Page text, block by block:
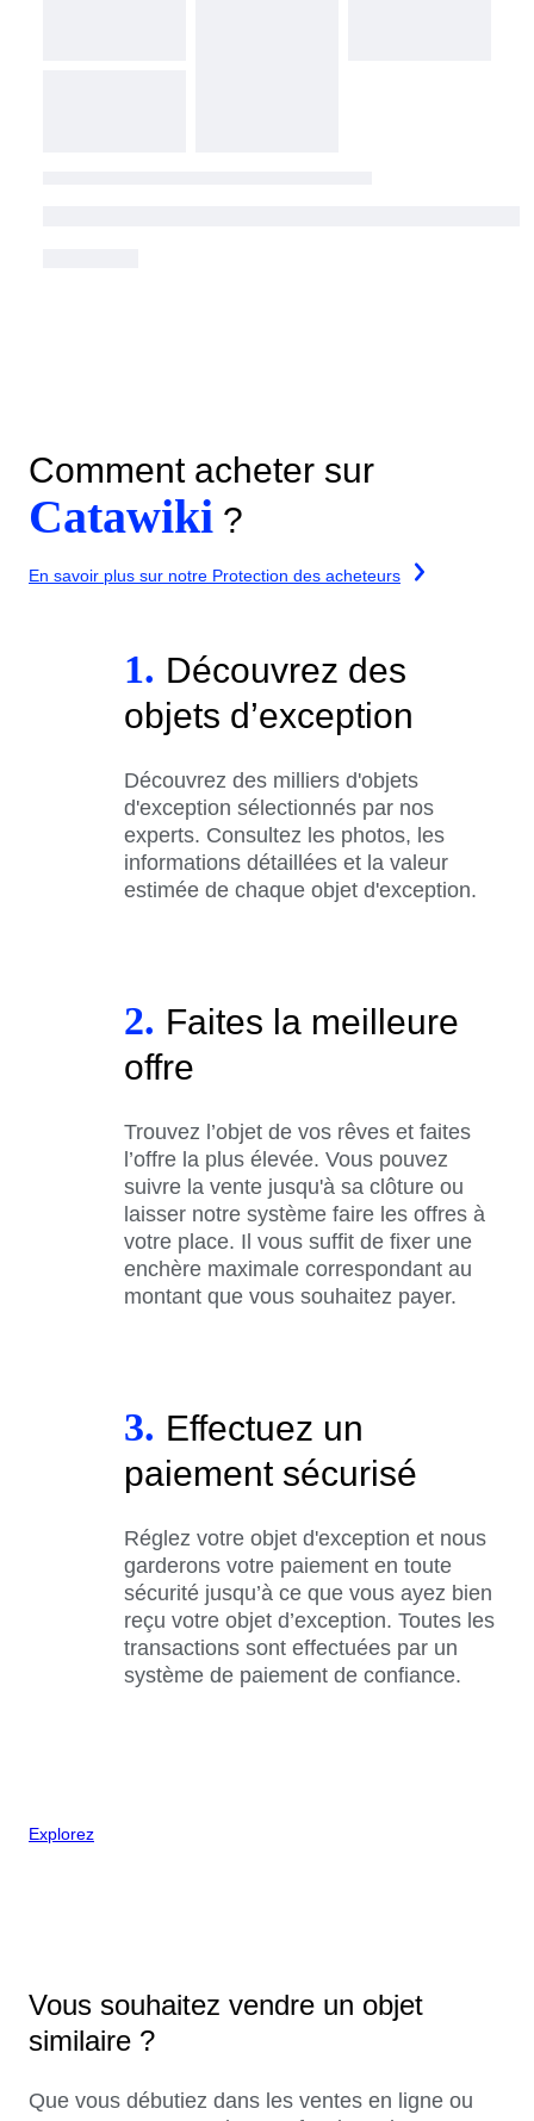
Comment acheter sur
Catawiki ?
En savoir plus sur notre Protection des acheteurs
1. Découvrez des
objets d’exception
Découvrez des milliers d'objets
d'exception sélectionnés par nos
experts. Consultez les photos, les
informations détaillées et la valeur
estimée de chaque objet d'exception.
2. Faites la meilleure
offre
Trouvez l’objet de vos rêves et faites
l’offre la plus élevée. Vous pouvez
suivre la vente jusqu'à sa clôture ou
laisser notre système faire les offres à
votre place. Il vous suffit de fixer une
enchère maximale correspondant au
montant que vous souhaitez payer.
3. Effectuez un
paiement sécurisé
Réglez votre objet d'exception et nous
garderons votre paiement en toute
sécurité jusqu’à ce que vous ayez bien
reçu votre objet d’exception. Toutes les
transactions sont effectuées par un
système de paiement de confiance.
Explorez
Vous souhaitez vendre un objet
similaire ?
Que vous débutiez dans les ventes en ligne ou